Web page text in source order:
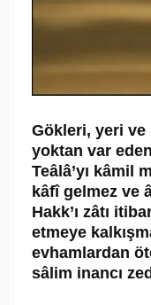
Gökleri, yeri ve
yoktan var
Teâlâ’yı kâmil
kâfî gelmez ve
Hakk’ı zâtı
etmeye
evhamlardan
sâlim inancı